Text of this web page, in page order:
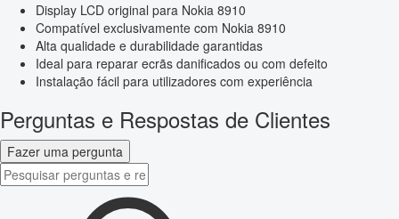
Display LCD original para Nokia 8910
Compatível exclusivamente com Nokia 8910
Alta qualidade e durabilidade garantidas
Ideal para reparar ecrãs danificados ou com defeito
Instalação fácil para utilizadores com experiência
Perguntas e Respostas de Clientes
Fazer uma pergunta